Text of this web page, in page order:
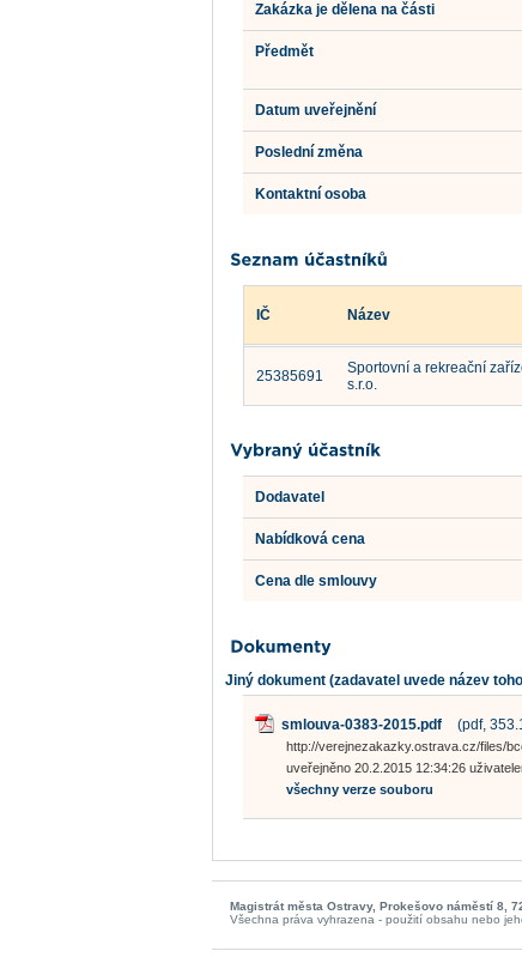
Zakázka je dělena na části
Předmět
Datum uveřejnění
Poslední změna
Kontaktní osoba
IČ Název
25385691
Sportovní a rekreační
s.r.o.
Dodavatel
Nabídková cena
Cena dle smlouvy
Jiný dokument (zadavatel uvede název
smlouva-0383-2015.pdf (pdf,
http://verejnezakazky.ostrava.cz/files/
uveřejněno 20.2.2015 12:34:26
všechny verze souboru
Magistrát města Ostravy, Prokešovo náměstí 8,
Všechna práva vyhrazena - použití obsahu nebo